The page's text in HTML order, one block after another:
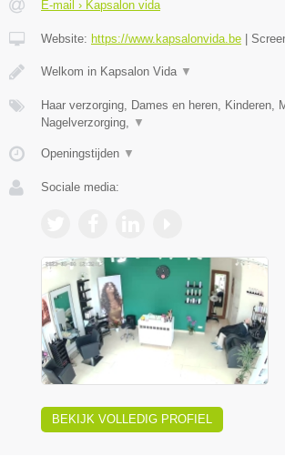
E-mail › Kapsalon vida
Website: https://www.kapsalonvida.be
Welkom in Kapsalon Vida ▼
Haar verzorging, Dames en heren, Kinderen,
Nagelverzorging, ▼
Openingstijden ▼
Sociale media:
BEKIJK VOLLEDIG PROFIEL